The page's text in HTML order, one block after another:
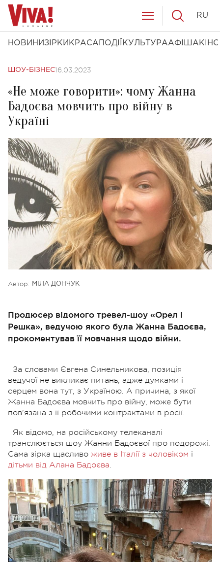
НОВИНИ ЗІРКИ КРАСА ПОДІЇ КУЛЬТУРААФІША КІНО
RU
ШОУ-БІЗНЕС16.03.2023
«Не може говорити»: чому Жанна
Бадоєва мовчить про війну в
Україні
Автор: МІЛА ДОНЧУК
Продюсер відомого тревел-шоу «Орел і
Решка», ведучою якого була Жанна Бадоєва,
прокоментував її мовчання щодо війни.
За словами Євгена Синельникова, позиція
ведучої не викликає питань, адже думками і
серцем вона тут, з Україною. А причина, з якої
Жанна Бадоєва мовчить про війну, може бути
пов'язана з її робочими контрактами в росії.
Як відомо, на російському телеканалі
транслюється шоу Жанни Бадоєвої про подорожі.
Сама зірка щасливо живе в Італії з чоловіком і
дітьми від Алана Бадоєва.